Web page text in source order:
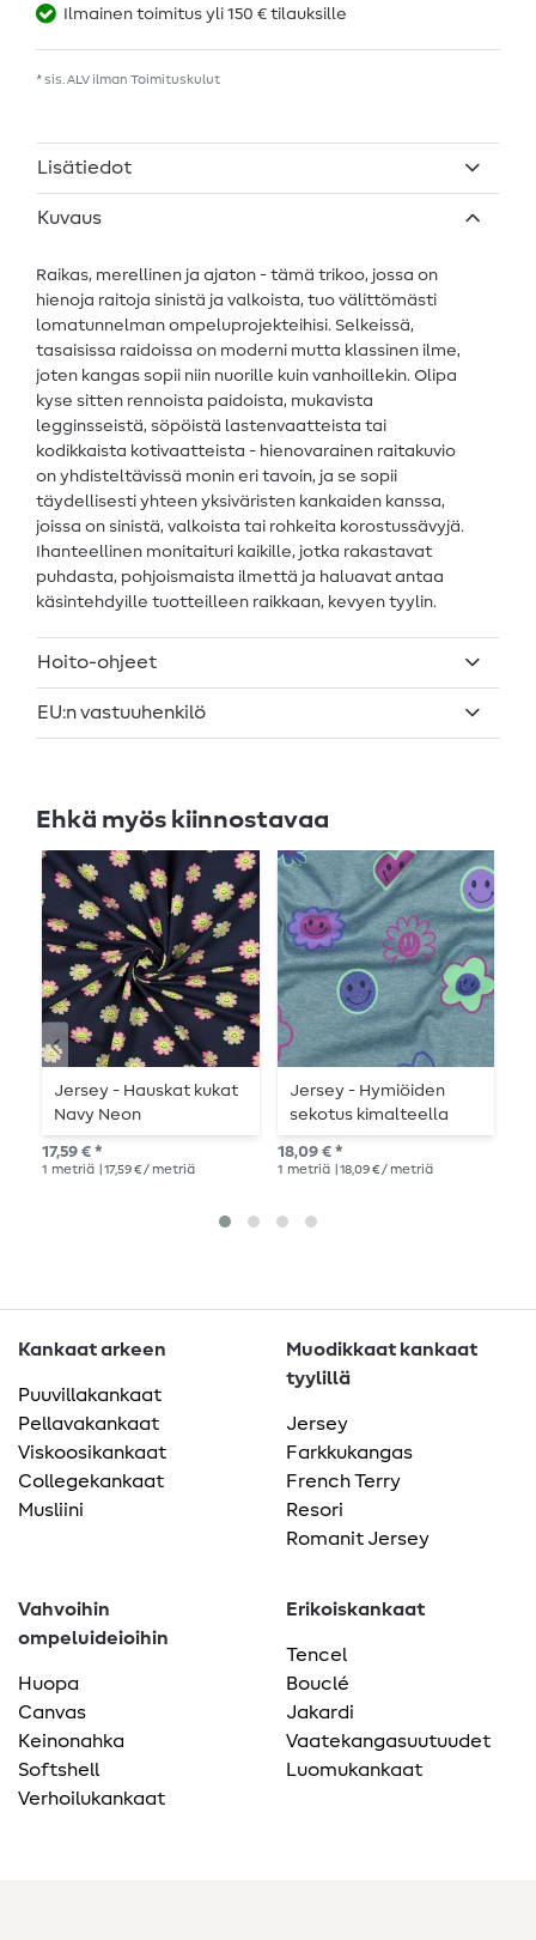
Ilmainen toimitus yli 150 € tilauksille
* sis. ALV ilman Toimituskulut
Lisätiedot
Kuvaus
Raikas, merellinen ja ajaton - tämä trikoo, jossa on
hienoja raitoja sinistä ja valkoista, tuo välittömästi
lomatunnelman ompeluprojekteihisi. Selkeissä,
tasaisissa raidoissa on moderni mutta klassinen ilme,
joten kangas sopii niin nuorille kuin vanhoillekin. Olipa
kyse sitten rennoista paidoista, mukavista
legginsseistä, söpöistä lastenvaatteista tai
kodikkaista kotivaatteista - hienovarainen raitakuvio
on yhdisteltävissä monin eri tavoin, ja se sopii
täydellisesti yhteen yksiväristen kankaiden kanssa,
joissa on sinistä, valkoista tai rohkeita korostussävyjä.
Ihanteellinen monitaituri kaikille, jotka rakastavat
puhdasta, pohjoismaista ilmettä ja haluavat antaa
käsintehdyille tuotteilleen raikkaan, kevyen tyylin.
Hoito-ohjeet
EU:n vastuuhenkilö
Ehkä myös kiinnostavaa
Jersey - Hauskat kukat
Navy Neon
17,59 € *
1 metriä | 17,59 € / metriä
Jersey - Hymiöiden
sekotus kimalteella
petrolinvihreä melange
18,09 € *
1 metriä | 18,09 € / metriä
Kankaat arkeen
Puuvillakankaat
Pellavakankaat
Viskoosikankaat
Collegekankaat
Musliini
Muodikkaat kankaat
tyylillä
Jersey
Farkkukangas
French Terry
Resori
Romanit Jersey
Vahvoihin
ompeluideioihin
Huopa
Canvas
Keinonahka
Softshell
Verhoilukankaat
Erikoiskankaat
Tencel
Bouclé
Jakardi
Vaatekangasuutuudet
Luomukankaat